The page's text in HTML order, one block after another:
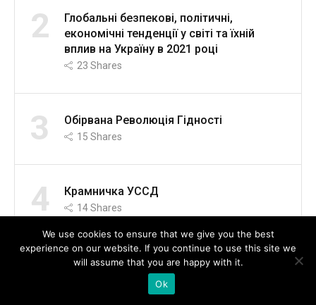
2
Глобальні безпекові, політичні,
економічні тенденції у світі та їхній
вплив на Україну в 2021 році
23 Shares
3 Обірвана Революція Гідності
15 Shares
4 Крамничка УССД
14Shares
SCOPUS та інші міжнародні
наукометричні бази як інструмент
лівого ідеологічного домінування у
We use cookies to ensure that we give you the best
experience on our website. If you continue to use this site we
will assume that you are happy with it.
Ok